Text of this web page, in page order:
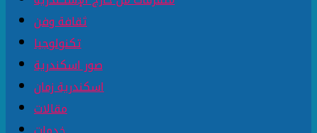
ثقافة وفن
تكنولوجيا
صور اسكندرية
اسكندرية زمان
مقالات